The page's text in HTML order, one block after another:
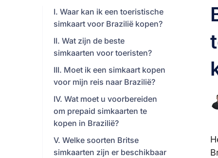
I. Waar kan ik een toeristische
simkaart voor Brazilië kopen?
II. Wat zijn de beste
simkaarten voor toeristen?
III. Moet ik een simkaart kopen
voor mijn reis naar Brazilië?
IV. Wat moet u voorbereiden
om prepaid simkaarten te
kopen in Brazilië?
V. Welke soorten Britse
simkaarten zijn er beschikbaar